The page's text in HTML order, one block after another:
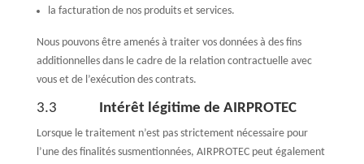
la facturation de nos produits et services.
Nous pouvons être amenés à traiter vos données à des fins
additionnelles dans le cadre de la relation contractuelle avec
vous et de l’exécution des contrats.
3.3 Intérêt légitime de AIRPROTEC
Lorsque le traitement n’est pas strictement nécessaire pour
l’une des finalités susmentionnées, AIRPROTEC peut également